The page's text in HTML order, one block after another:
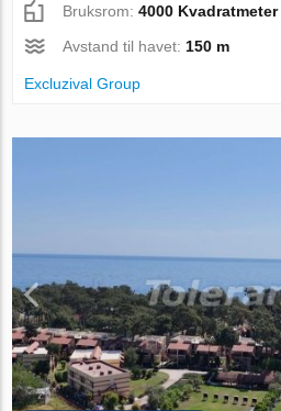
Bruksrom:4000 Kvadratmeter
Avstand til havet: 150 m
Excluzival Group